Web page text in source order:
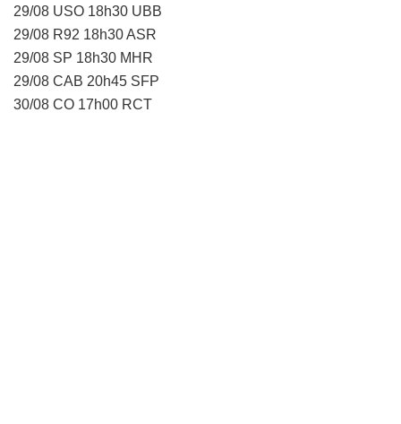
29/08 USO 18h30 UBB
29/08 R92 18h30 ASR
29/08 SP 18h30 MHR
29/08 CAB 20h45 SFP
30/08 CO 17h00 RCT